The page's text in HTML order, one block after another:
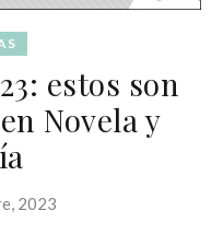
estos son
Novela y
2023